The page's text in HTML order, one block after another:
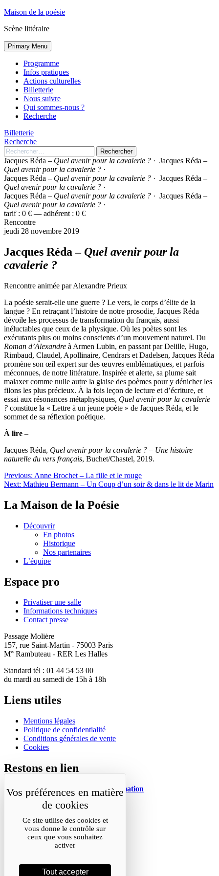
Ce site utilise des cookies et
vous donne le contrôle sur
ceux que vous souhaitez
activer
Tout accepter
Skip
content
Maison de la poésie
Scène littéraire
Primary Menu
Programme
Infos pratiques
Actions culturelles
Billetterie
Nous suivre
Qui sommes-nous ?
Recherche
Billetterie
Recherche
Rechercher :
Jacques Réda – Quel avenir pour la cavalerie ? · Jacques Réda –
Quel avenir pour la cavalerie ? ·
Jacques Réda – Quel avenir pour la cavalerie ? · Jacques Réda –
Quel avenir pour la cavalerie ? ·
Jacques Réda – Quel avenir pour la cavalerie ? · Jacques Réda –
Quel avenir pour la cavalerie ? ·
tarif : 0 € — adhérent : 0 €
Rencontre
jeudi 28 novembre 2019
Jacques Réda –Quel avenir pour la
cavalerie ?
Rencontre animée par Alexandre Prieux
La poésie serait-elle une guerre ? Le vers, le corps d’élite de la
langue ? En retraçant l’histoire de notre prosodie, Jacques Réda
dévoile les processus de transformation du français, aussi
inéluctables que ceux de la physique. Où les poètes sont les
exécutants plus ou moins conscients d’un mouvement naturel. Du
Roman d’Alexandre à Armen Lubin, en passant par Delille, Hugo,
Rimbaud, Claudel, Apollinaire, Cendrars et Dadelsen, Jacques Réda
promène son œil expert sur des œuvres emblématiques, et parfois
méconnues, de notre littérature. Inspirée et alerte, sa plume sait
malaxer comme nulle autre la glaise des poèmes pour y dénicher les
filons les plus précieux. À la fois leçon de lecture et d’écriture, et
essai aux résonances métaphysiques, Quel avenir pour la cavalerie
? constitue la « Lettre à un jeune poète » de Jacques Réda, et le
sommet de sa réflexion poétique.
À lire –
Jacques Réda, Quel avenir pour la cavalerie ? – Une histoire
naturelle du vers français, Buchet/Chastel, 2019.
Navigation
de
l’article
Previous: Anne Brochet – La fille et le rouge
Next: Mathieu Bermann – Un Coup d’un soir & dans le lit de Marin
La Maison de la Poésie
Découvrir
En photos
Historique
Nos partenaires
L’équipe
Espace pro
Privatiser une salle
Informations techniques
Contact presse
Passage Moliėre
157, rue Saint-Martin - 75003 Paris
M° Rambuteau - RER Les Halles
Standard tél : 01 44 54 53 00
du mardi au samedi de 15h à 18h
Liens utiles
Mentions légales
Politique de confidentialité
Conditions générales de vente
Cookies
Restons en lien
Inscrivez-vous à notre lettre d’information
Suivez-nous sur les réseaux
Facebook
Instagram
YouTube
Soundcloud
Nos partenaires